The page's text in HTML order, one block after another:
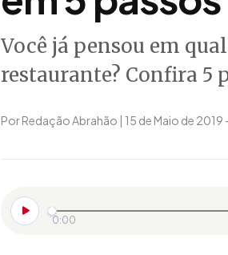
Você já pensou em
restaurante? Confira 5
Por Redação Abrahão | 15 de Maio de
0:00